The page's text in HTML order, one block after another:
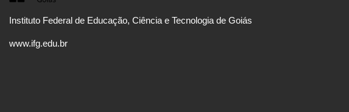
Instituto Federal de Educação, Ciência e Tecnologia de Goiás
www.ifg.edu.br